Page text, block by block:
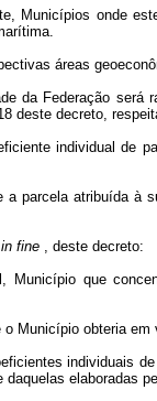
Municípios onde
áreas
da Federação
deste decreto,
individual de
parcela atribuída
in fine , deste decreto:
que
Município obteria
individuais
daquelas elaboradas